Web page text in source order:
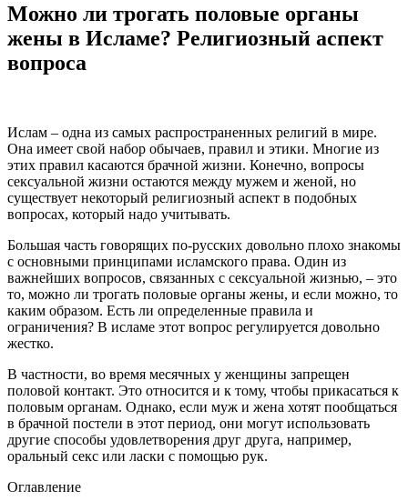
Можно ли трогать половые органы
жены в Исламе? Религиозный аспект
вопроса
Ислам – одна из самых распространенных религий в мире.
Она имеет свой набор обычаев, правил и этики. Многие из
этих правил касаются брачной жизни. Конечно, вопросы
сексуальной жизни остаются между мужем и женой, но
существует некоторый религиозный аспект в подобных
вопросах, который надо учитывать.
Большая часть говорящих по-русских довольно плохо знакомы
с основными принципами исламского права. Один из
важнейших вопросов, связанных с сексуальной жизнью, – это
то, можно ли трогать половые органы жены, и если можно, то
каким образом. Есть ли определенные правила и
ограничения? В исламе этот вопрос регулируется довольно
жестко.
В частности, во время месячных у женщины запрещен
половой контакт. Это относится и к тому, чтобы прикасаться к
половым органам. Однако, если муж и жена хотят пообщаться
в брачной постели в этот период, они могут использовать
другие способы удовлетворения друг друга, например,
оральный секс или ласки с помощью рук.
Оглавление